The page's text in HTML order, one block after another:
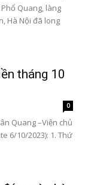
Quang, làng
Hà Nội đã long
tháng 10
0
Quang –Viện chủ
6/10/2023): 1. Thứ